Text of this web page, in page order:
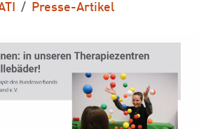
Presse-Artikel